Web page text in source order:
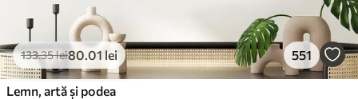
133.35lei80.01 lei 551
Lemn, artă și podea